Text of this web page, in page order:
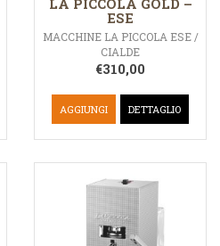
LA PICCOLA GOLD –
ESE
MACCHINE LA PICCOLA ESE /
CIALDE
€310,00
AGGIUNGI DETTAGLIO